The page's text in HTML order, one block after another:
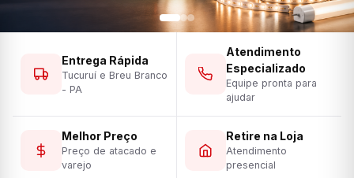
Entrega Rápida
Tucuruí e Breu Branco
- PA
Atendimento
Especializado
Equipe pronta para
ajudar
Melhor Preço
Preço de atacado e
varejo
Retire na Loja
Atendimento
presencial